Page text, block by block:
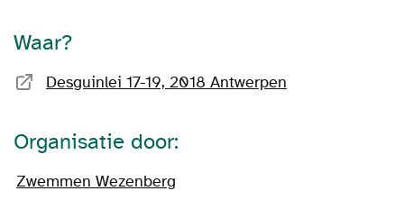
Waar?
Desguinlei 17-19, 2018 Antwerpen
Organisatie door:
Zwemmen Wezenberg